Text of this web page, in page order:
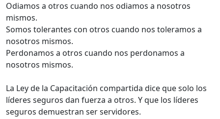
Odiamos a otros cuando nos odiamos a nosotros
mismos.
Somos tolerantes con otros cuando nos toleramos a
nosotros mismos.
Perdonamos a otros cuando nos perdonamos a
nosotros mismos.
La Ley de la Capacitación compartida dice que solo los
líderes seguros dan fuerza a otros. Y que los líderes
seguros demuestran ser servidores.